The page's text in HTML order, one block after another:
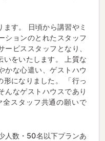
す。 日頃から講習やミ
ションのとれたスタッフ
ビススタッフとなり、
いをいたします。 上質な
かな心遣い、ゲストハウ
形になりました。 「行っ
んなゲストハウスであり
スタッフ共通の願いで
人数・50名以下プランあ